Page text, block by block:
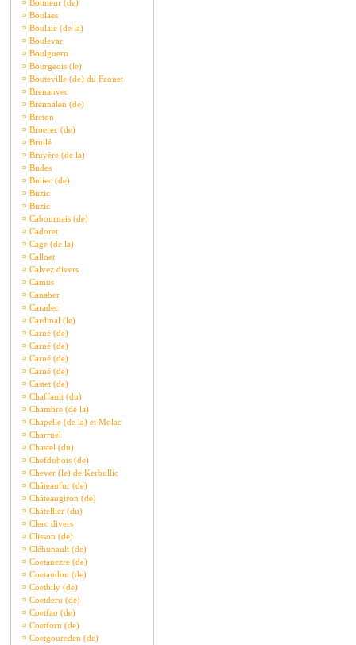
¤ Botmeur (de)
¤ Boulaes
¤ Boulaie (de la)
¤ Boulevar
¤ Boulguern
¤ Bourgeois (le)
¤ Bouteville (de) du Faouet
¤ Brenanvec
¤ Brennalen (de)
¤ Breton
¤ Broerec (de)
¤ Brullé
¤ Bruyère (de la)
¤ Budes
¤ Buliec (de)
¤ Buzic
¤ Buzic
¤ Cabournais (de)
¤ Cadoret
¤ Cage (de la)
¤ Calloet
¤ Calvez divers
¤ Camus
¤ Canaber
¤ Caradec
¤ Cardinal (le)
¤ Carné (de)
¤ Carné (de)
¤ Carné (de)
¤ Carné (de)
¤ Castet (de)
¤ Chaffault (du)
¤ Chambre (de la)
¤ Chapelle (de la) et Molac
¤ Charruel
¤ Chastel (du)
¤ Chefdubois (de)
¤ Chever (le) de Kerbullic
¤ Châteaufur (de)
¤ Châteaugiron (de)
¤ Châtellier (du)
¤ Clerc divers
¤ Clisson (de)
¤ Cléhunault (de)
¤ Coetanezre (de)
¤ Coetaudon (de)
¤ Coetbily (de)
¤ Coetderu (de)
¤ Coetfao (de)
¤ Coetforn (de)
¤ Coetgoureden (de)